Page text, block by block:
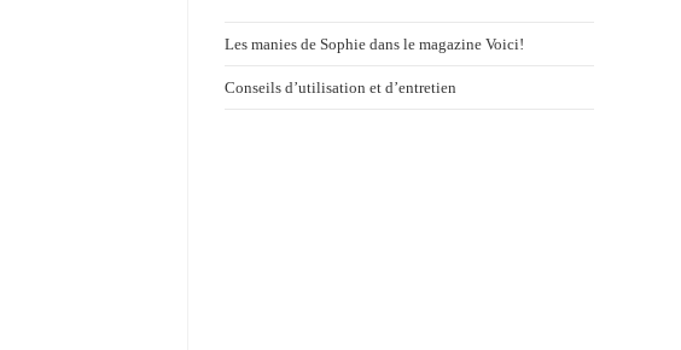
Les manies de Sophie dans le magazine Voici!
Conseils d’utilisation et d’entretien